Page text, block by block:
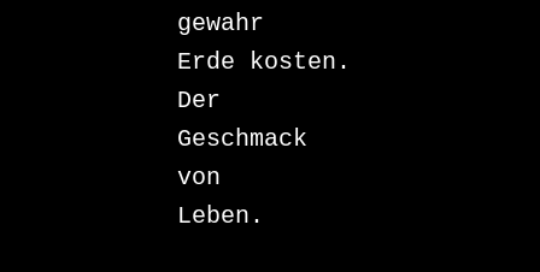
gewahr
Erde kosten.
Der
Geschmack
von
Leben.